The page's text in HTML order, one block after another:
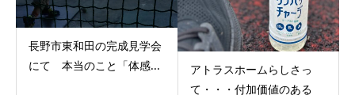
長野市東和田の完成見学会
にて 本当のこと「体感...
アトラスホームらしさっ
て・・・付加価値のある